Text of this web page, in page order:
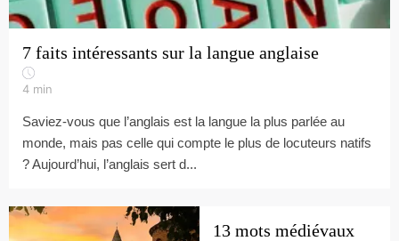
7 faits intéressants sur la langue anglaise
4 min
Saviez-vous que l’anglais est la langue la plus parlée au
monde, mais pas celle qui compte le plus de locuteurs natifs
? Aujourd’hui, l’anglais sert d...
13 mots médiévaux